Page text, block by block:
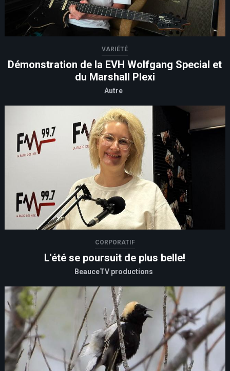
VARIÉTÉ
Démonstration de la EVH Wolfgang Special et
du Marshall Plexi
Autre
CORPORATIF
L'été se poursuit de plus belle!
BeauceTV productions